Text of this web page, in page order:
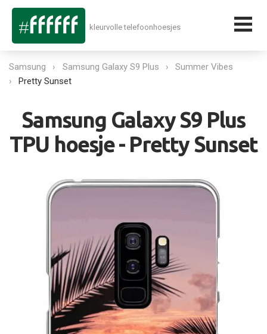
kleurvolle telefoonhoesjes
Samsung Samsung Galaxy S9 Plus
Summer Vibes
Pretty Sunset
Samsung Galaxy S9 Plus
TPU hoesje - Pretty Sunset